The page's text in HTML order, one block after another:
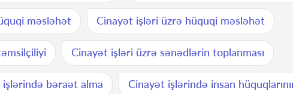
məsləhət Cinayət işləri üzrə hüquqi məsləhət
Cinayət işləri üzrə sənədlərin toplanması
bəraət alma Cinayət işlərində insan